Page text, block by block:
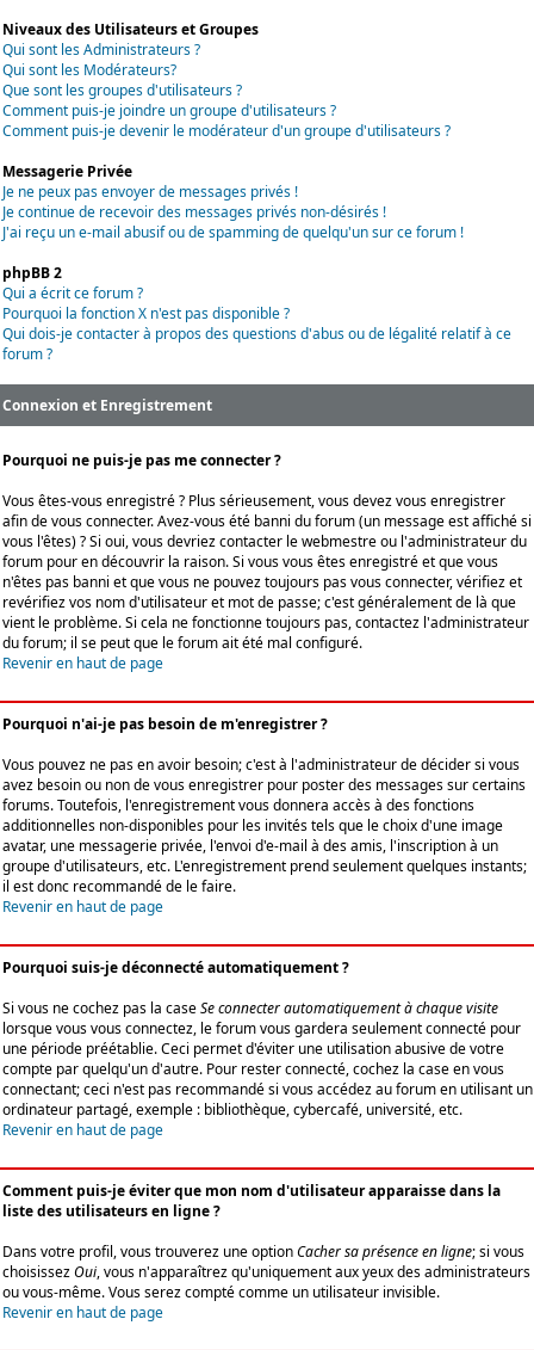
Niveaux des Utilisateurs et Groupes
Qui sont les Administrateurs ?
Qui sont les Modérateurs?
Que sont les groupes d'utilisateurs ?
Comment puis-je joindre un groupe d'utilisateurs ?
Comment puis-je devenir le modérateur d'un groupe d'utilisateurs ?
Messagerie Privée
Je ne peux pas envoyer de messages privés !
Je continue de recevoir des messages privés non-désirés !
J'ai reçu un e-mail abusif ou de spamming de quelqu'un sur ce forum !
phpBB 2
Qui a écrit ce forum ?
Pourquoi la fonction X n'est pas disponible ?
Qui dois-je contacter à propos des questions d'abus ou de légalité relatif à ce
forum ?
Connexion et Enregistrement
Pourquoi ne puis-je pas me connecter ?
Vous êtes-vous enregistré ? Plus sérieusement, vous devez vous enregistrer
afin de vous connecter. Avez-vous été banni du forum (un message est affiché si
vous l'êtes) ? Si oui, vous devriez contacter le webmestre ou l'administrateur du
forum pour en découvrir la raison. Si vous vous êtes enregistré et que vous
n'êtes pas banni et que vous ne pouvez toujours pas vous connecter, vérifiez et
revérifiez vos nom d'utilisateur et mot de passe; c'est généralement de là que
vient le problème. Si cela ne fonctionne toujours pas, contactez l'administrateur
du forum; il se peut que le forum ait été mal configuré.
Revenir en haut de page
Pourquoi n'ai-je pas besoin de m'enregistrer ?
Vous pouvez ne pas en avoir besoin; c'est à l'administrateur de décider si vous
avez besoin ou non de vous enregistrer pour poster des messages sur certains
forums. Toutefois, l'enregistrement vous donnera accès à des fonctions
additionnelles non-disponibles pour les invités tels que le choix d'une image
avatar, une messagerie privée, l'envoi d'e-mail à des amis, l'inscription à un
groupe d'utilisateurs, etc. L'enregistrement prend seulement quelques instants;
il est donc recommandé de le faire.
Revenir en haut de page
Pourquoi suis-je déconnecté automatiquement ?
Si vous ne cochez pas la caseSe connecter automatiquement à chaque visite
lorsque vous vous connectez, le forum vous gardera seulement connecté pour
une période préétablie. Ceci permet d'éviter une utilisation abusive de votre
compte par quelqu'un d'autre. Pour rester connecté, cochez la case en vous
connectant; ceci n'est pas recommandé si vous accédez au forum en utilisant un
ordinateur partagé, exemple : bibliothèque, cybercafé, université, etc.
Revenir en haut de page
Comment puis-je éviter que mon nom d'utilisateur apparaisse dans la
liste des utilisateurs en ligne ?
Dans votre profil, vous trouverez une optionCacher sa présence en ligne; si vous
choisissezOui, vous n'apparaîtrez qu'uniquement aux yeux des administrateurs
ou vous-même. Vous serez compté comme un utilisateur invisible.
Revenir en haut de page